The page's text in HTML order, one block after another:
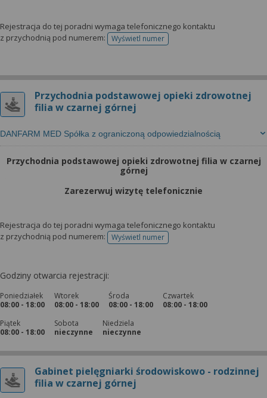
Rejestracja do tej poradni wymaga telefonicznego kontaktu
z przychodnią pod numerem:
Wyświetl numertelefonu do rejestracji
Przychodnia podstawowej opieki zdrowotnej
filia w czarnej górnej
DANFARM MED Spółka z ograniczoną odpowiedzialnością
Przychodnia podstawowej opieki zdrowotnej filia w czarnej
górnej
Zarezerwuj wizytę telefonicznie
Rejestracja do tej poradni wymaga telefonicznego kontaktu
z przychodnią pod numerem:
Wyświetl numertelefonu do rejestracji
Godziny otwarcia rejestracji:
Poniedziałek
08:00 - 18:00
Wtorek
08:00 - 18:00
Środa
08:00 - 18:00
Czwartek
08:00 - 18:00
Piątek
08:00 - 18:00
Sobota
nieczynne
Niedziela
nieczynne
Gabinet pielęgniarki środowiskowo - rodzinnej
filia w czarnej górnej